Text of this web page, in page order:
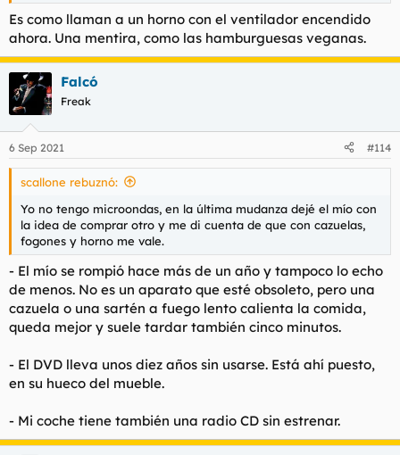
Es como llaman a un horno con el ventilador encendido
ahora. Una mentira, como las hamburguesas veganas.
Falcó
Freak
6 Sep 2021 #114
scallone rebuznó:
Yo no tengo microondas, en la última mudanza dejé el mío con
la idea de comprar otro y me di cuenta de que con cazuelas,
fogones y horno me vale.
- El mío se rompió hace más de un año y tampoco lo echo
de menos. No es un aparato que esté obsoleto, pero una
cazuela o una sartén a fuego lento calienta la comida,
queda mejor y suele tardar también cinco minutos.
- El DVD lleva unos diez años sin usarse. Está ahí puesto,
en su hueco del mueble.
- Mi coche tiene también una radio CD sin estrenar.